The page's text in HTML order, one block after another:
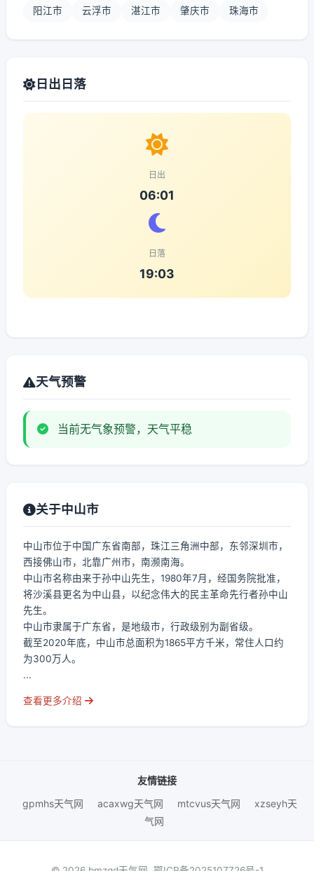
阳江市 云浮市 湛江市 肇庆市 珠海市
日出日落
日出
06:01
日落
19:03
天气预警
当前无气象预警，天气平稳
关于中山市
中山市位于中国广东省南部，珠江三角洲中部，东邻深圳市，
西接佛山市，北靠广州市，南濒南海。
中山市名称由来于孙中山先生，1980年7月，经国务院批准，
将沙溪县更名为中山县，以纪念伟大的民主革命先行者孙中山
先生。
中山市隶属于广东省，是地级市，行政级别为副省级。
截至2020年底，中山市总面积为1865平方千米，常住人口约
为300万人。
...
查看更多介绍
友情链接
gpmhs天气网
acaxwg天气网 mtcvus天气网
xzseyh天
气网